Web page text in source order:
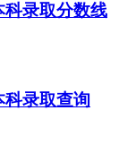
科录取分数线
科录取查询